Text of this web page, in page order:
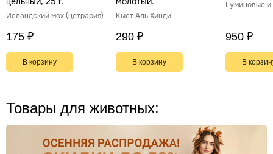
Природная поддержка
дыхания, иммунитета и
здорового пищеварения
Исландский мох (цетрария)
175 ₽
В корзину
Антипаразитарный, 100 г
Кыст Аль Хинди
290 ₽
В корзину
950 ₽
В
Товары для животных: